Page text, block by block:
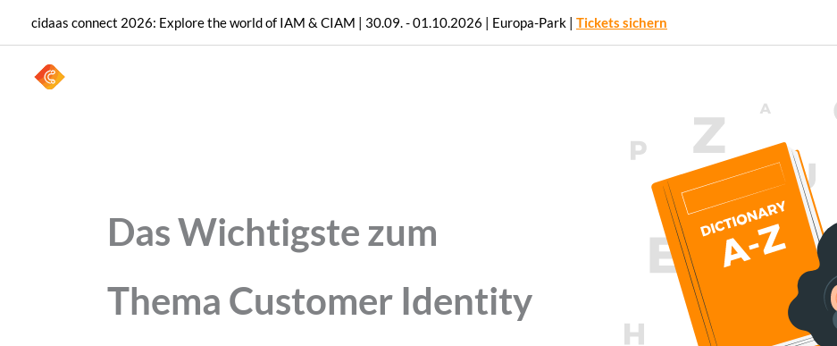
Inhalt
springen
cidaas connect 2026: Explore the world of IAM & CIAM | 30.09. - 01.10.2026 | Europa-Park | Tickets sichern
Das Wichtigste zum
Thema Customer Identity